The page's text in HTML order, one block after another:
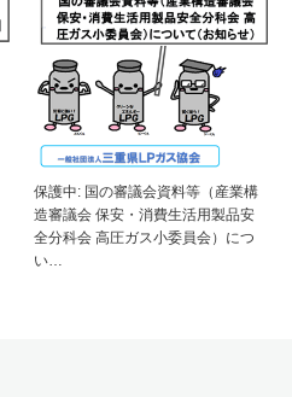
保護中: 国の審議会資料等（産業構
造審議会 保安・消費生活用製品安
全分科会 高圧ガス小委員会）につ
い…